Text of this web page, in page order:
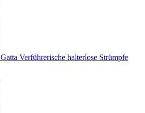
Gatta Verführerische halterlose Strümpfe